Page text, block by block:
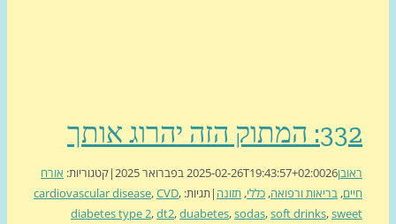
2025-02-26T19:43:57+02:00
|קטגוריות:אורח
בריאות ורפואה,כללי,תזונה|תגיות: cardiovascular disease,CVD,
diabetes type 2,dt2,duabetes,sodas,soft drinks